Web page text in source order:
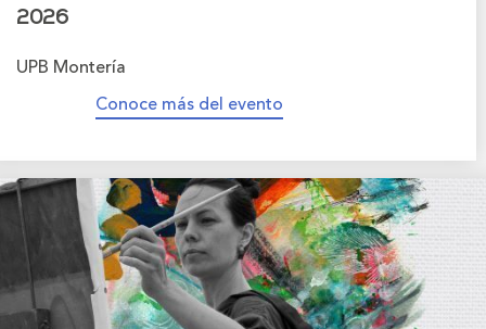
2026
UPB Montería
Conoce más del evento